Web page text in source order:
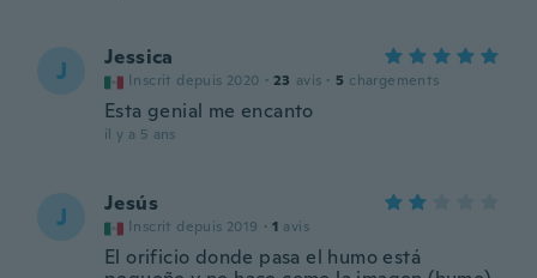
J Jessica
Inscrit depuis 2020 · 23 avis · 5 chargements
Esta genial me encanto
il y a 5 ans
J Jesús
Inscrit depuis 2019 · 1 avis
El orificio donde pasa el humo está